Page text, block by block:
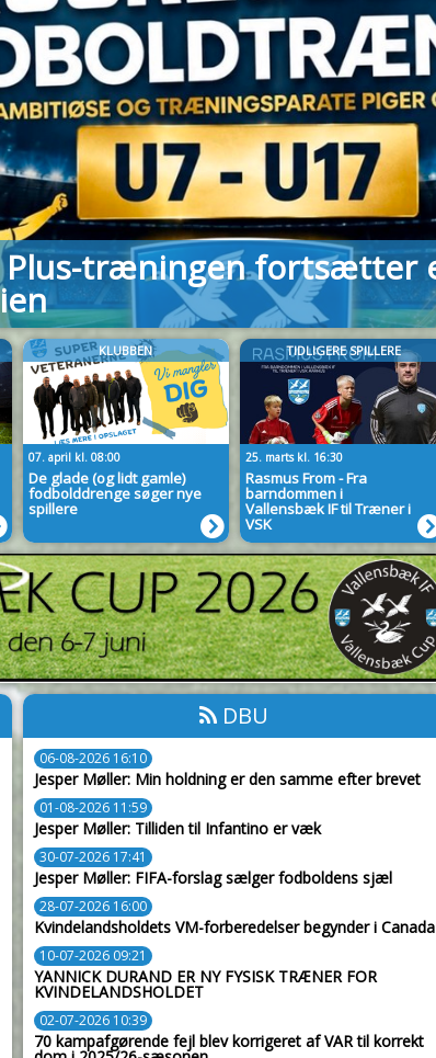
fortsætter efter
KLUBBEN
07. april kl. 08:00
De glade (og lidt gamle)
fodbolddrenge søger nye
spillere
TIDLIGERE SPILLERE
25. marts kl. 16:30
Rasmus From - Fra
barndommen i
Vallensbæk IF til Træner i
VSK
DBU
06-08-2026 16:10
Jesper Møller: Min holdning er den samme efter brevet
01-08-2026 11:59
Jesper Møller: Tilliden til Infantino er væk
30-07-2026 17:41
Jesper Møller: FIFA-forslag sælger fodboldens sjæl
28-07-2026 16:00
Kvindelandsholdets VM-forberedelser begynder i Canada
10-07-2026 09:21
YANNICK DURAND ER NY FYSISK TRÆNER FOR
KVINDELANDSHOLDET
02-07-2026 10:39
70 kampafgørende fejl blev korrigeret af VAR til korrekt